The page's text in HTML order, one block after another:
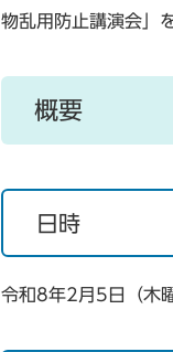
物乱用防止講演会」
概要
日時
令和8年2月5日（木